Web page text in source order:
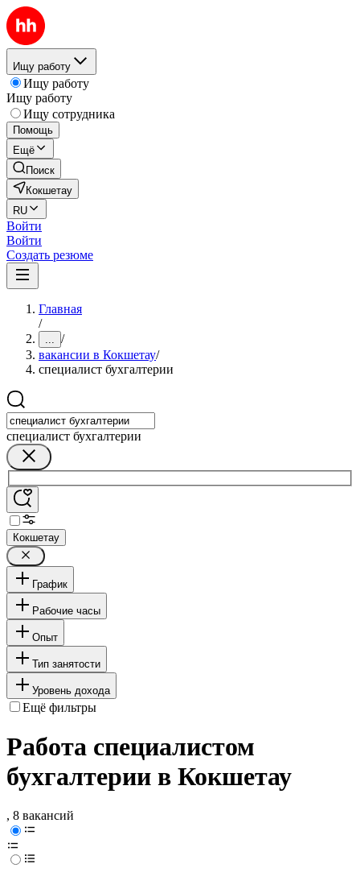
Ищу работу
Ищу работу
Ищу работу
Ищу сотрудника
Помощь
Ещё
Поиск
Кокшетау
RU
Войти
Войти
Создать резюме
Главная
/
... /
вакансии в Кокшетау/
специалист бухгалтерии
специалист бухгалтерии
Кокшетау
График
Рабочие часы
Опыт
Тип занятости
Уровень дохода
Ещё фильтры
Работа специалистом
бухгалтерии в Кокшетау
, 8 вакансий